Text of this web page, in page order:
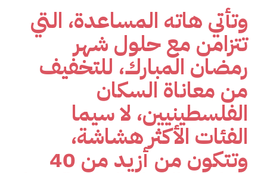
وتأتي هاته المساعدة، التي
تتزامن مع حلول شهر
رمضان المبارك، للتخفيف
من معاناة السكان
الفلسطينيين، لا سيما
الفئات الأكثر هشاشة،
وتتكون من أزيد من 40